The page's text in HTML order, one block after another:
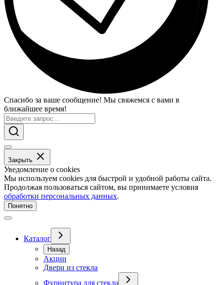
Спасибо за ваше сообщение! Мы свяжемся с вами в
ближайшее время!
Закрыть
Уведомление о cookies
Мы используем cookies для быстрой и удобной работы сайта.
Продолжая пользоваться сайтом, вы принимаете условия
обработки персональных данных.
Понятно
Каталог
Назад
Акции
Двери из стекла
Фурнитура для стекла